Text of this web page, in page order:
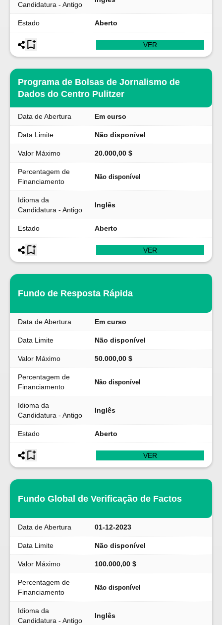
Candidatura - Antigo
Estado Aberto
VER
Programa de Bolsas de Jornalismo de
Dados do Centro Pulitzer
Data de Abertura Em curso
Data Limite Não disponível
Valor Máximo 20.000,00 $
Percentagem de
Financiamento
Não disponível
Idioma da
Candidatura - Antigo
Inglês
Estado Aberto
VER
Fundo de Resposta Rápida
Data de Abertura Em curso
Data Limite Não disponível
Valor Máximo 50.000,00 $
Percentagem de
Financiamento
Não disponível
Idioma da
Candidatura - Antigo
Inglês
Estado Aberto
VER
Fundo Global de Verificação de Factos
Data de Abertura 01-12-2023
Data Limite Não disponível
Valor Máximo 100.000,00 $
Percentagem de
Financiamento
Não disponível
Idioma da
Candidatura - Antigo
Inglês